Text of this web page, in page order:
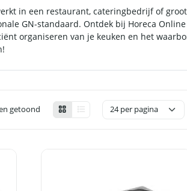
in een restaurant, cateringbedrijf of
GN-standaard. Ontdek bij Horeca
organiseren van je keuken en het
getoond